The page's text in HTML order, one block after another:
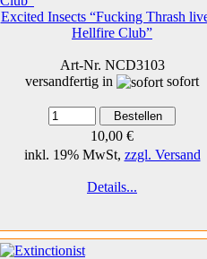
Excited Insects “Fucking Thrash
Hellfire Club”
Art-Nr. NCD3103
versandfertig in
sofort
10,00 €
inkl. 19% MwSt, zzgl. Versand
Details...